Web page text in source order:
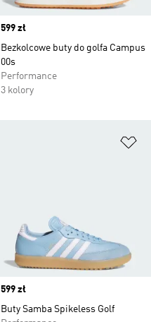
Price
599 zł
Bezkolcowe buty do golfa Campus
00s
Performance
3 kolory
Price
599 zł
Buty Samba Spikeless Golf